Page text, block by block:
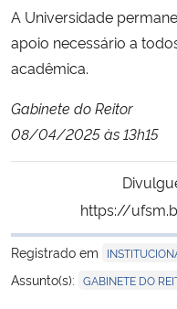
A Universidade
apoio necessário a
acadêmica.
Gabinete do Reitor
08/04/2025 às 13h15
https://
Registrado em
Assunto(s): GABINETE DO